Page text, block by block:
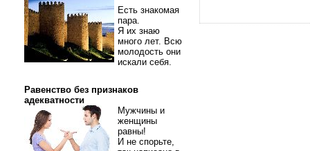
Есть знакомая
пара.
Я их знаю
много лет. Всю
молодость они
искали себя.
Равенство без признаков
адекватности
Мужчины и
женщины
равны!
И не спорьте,